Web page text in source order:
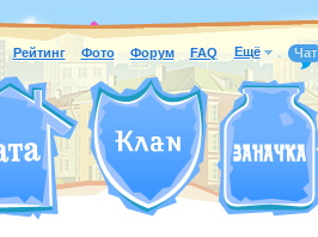
Рейтинг Фото Форум FAQ Ещё Чат